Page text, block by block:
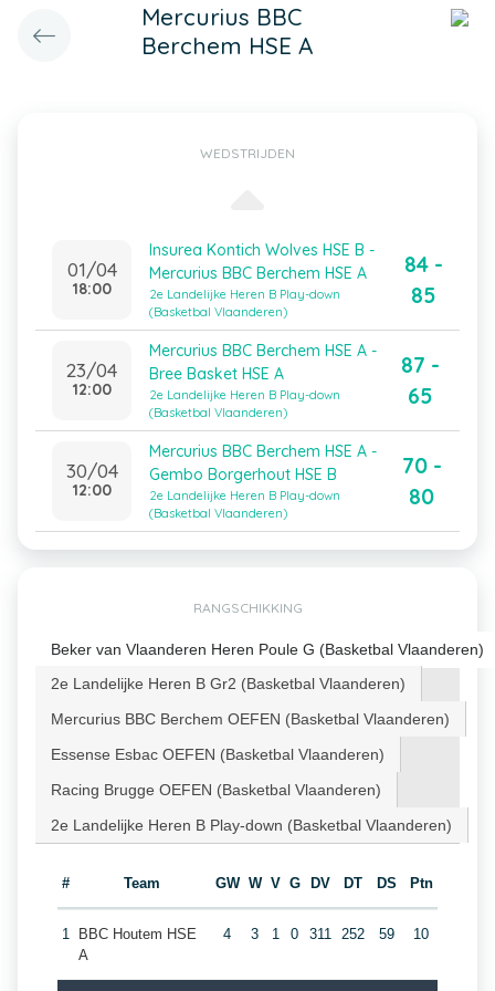
Mercurius BBC
Berchem HSE A
WEDSTRIJDEN
01/04
18:00
Insurea Kontich Wolves HSE B -
Mercurius BBC Berchem HSE A
2e Landelijke Heren B Play-down
(Basketbal Vlaanderen)
84 -
85
23/04
12:00
Mercurius BBC Berchem HSE A -
Bree Basket HSE A
2e Landelijke Heren B Play-down
(Basketbal Vlaanderen)
87 -
65
30/04
12:00
Mercurius BBC Berchem HSE A -
Gembo Borgerhout HSE B
2e Landelijke Heren B Play-down
(Basketbal Vlaanderen)
70 -
80
RANGSCHIKKING
Beker van Vlaanderen Heren Poule G (Basketbal Vlaanderen)
2e Landelijke Heren B Gr2 (Basketbal Vlaanderen)
Mercurius BBC Berchem OEFEN (Basketbal Vlaanderen)
Essense Esbac OEFEN (Basketbal Vlaanderen)
Racing Brugge OEFEN (Basketbal Vlaanderen)
2e Landelijke Heren B Play-down (Basketbal Vlaanderen)
# Team GW W V G DV DT DS Ptn
1
BBC Houtem HSE
A
4 3 1 0 311 252 59 10